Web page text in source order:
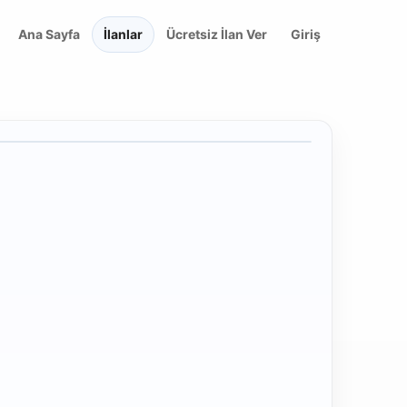
Ana Sayfa İlanlar Ücretsiz İlan Ver Giriş